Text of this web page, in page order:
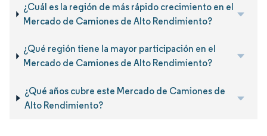
¿Cuál es la región de más rápido crecimiento en el
Mercado de Camiones de Alto Rendimiento?
¿Qué región tiene la mayor participación en el
Mercado de Camiones de Alto Rendimiento?
¿Qué años cubre este Mercado de Camiones de
Alto Rendimiento?